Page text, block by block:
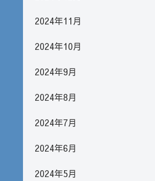
2024年11月
2024年10月
2024年9月
2024年8月
2024年7月
2024年6月
2024年5月